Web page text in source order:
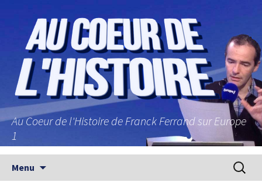
Au Coeur de l'Histoire de Franck Ferrand sur Europe
1
Menu